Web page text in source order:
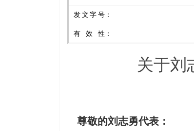
发文字号 ：
有效性 ：
关于刘
尊敬的刘志勇代表：